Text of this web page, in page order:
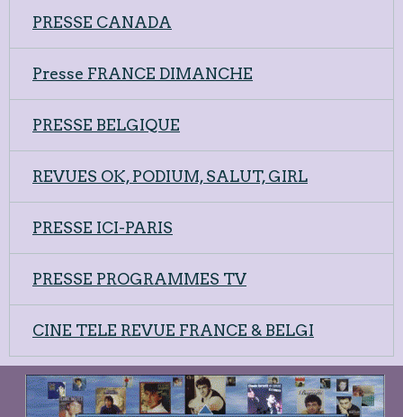
PRESSE CANADA
Presse FRANCE DIMANCHE
PRESSE BELGIQUE
REVUES OK, PODIUM, SALUT, GIRL
PRESSE ICI-PARIS
PRESSE PROGRAMMES TV
CINE TELE REVUE FRANCE & BELGI